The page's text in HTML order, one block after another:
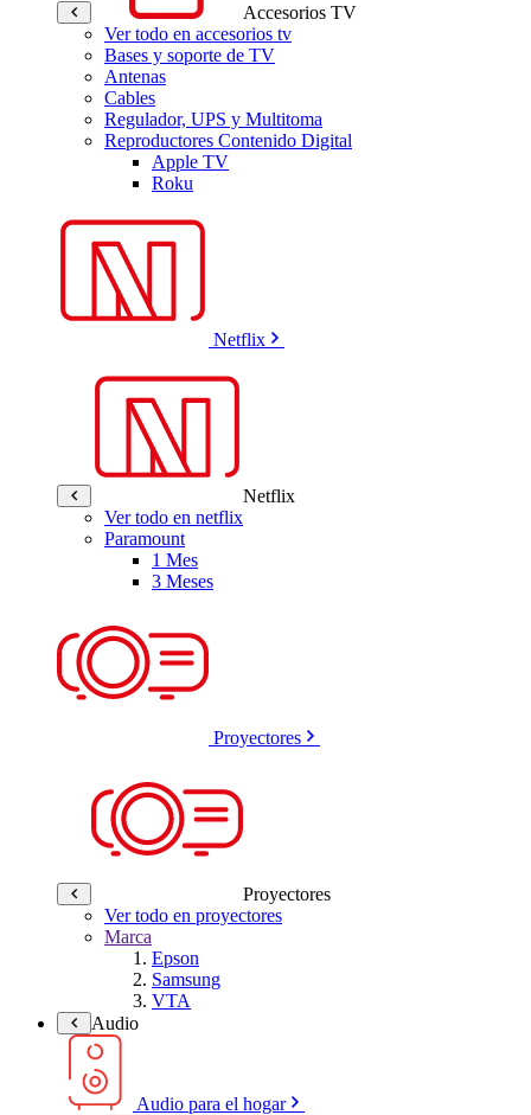
Accesorios TV
Ver todo en accesorios tv
Bases y soporte de TV
Antenas
Cables
Regulador, UPS y Multitoma
Reproductores Contenido Digital
Apple TV
Roku
Netflix
Netflix
Ver todo en netflix
Paramount
1 Mes
3 Meses
Proyectores
Proyectores
Ver todo en proyectores
Marca
Epson
Samsung
VTA
Audio
Audio para el hogar